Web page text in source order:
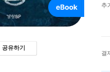
공유하기
추
결